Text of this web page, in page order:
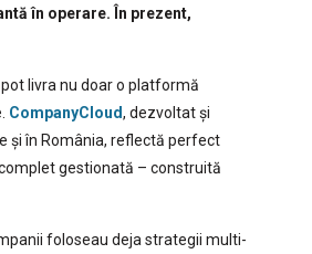
în operare. În prezent,
livra nu doar o platformă
CompanyCloud, dezvoltat și
și în România, reflectă perfect
gestionată – construită
foloseau deja strategii multi-